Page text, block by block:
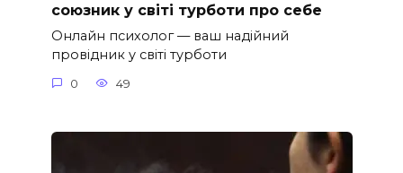
союзник у світі турботи про себе
Онлайн психолог — ваш надійний
провідник у світі турботи
0 49